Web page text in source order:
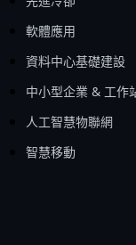
軟體應用
資料中心基礎建設
中小型企業 & 工作
人工智慧物聯網
智慧移動